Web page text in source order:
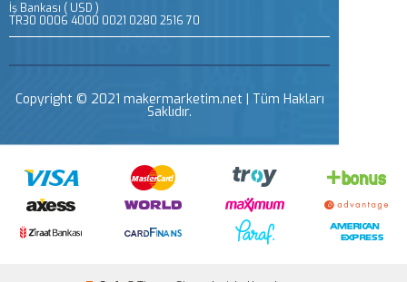
İş Bankası ( USD )
TR30 0006 4000 0021 0280 2516 70
Copyright © 2021 makermarketim.net | Tüm Hakları
Saklıdır.